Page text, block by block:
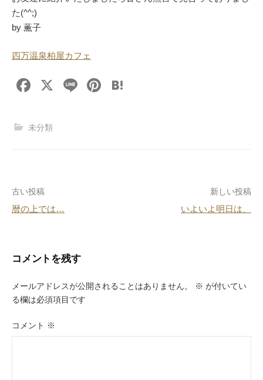
た(^^;)
by 薫子
四万温泉柏屋カフェ
F
c
o
k
X
Li
Pi
未分類
投
稿
ビ
ゲ
ー
シ
古い投稿
暦の上では…
新しい投稿
いよいよ明日は、
コメントを残す
メールアドレスが公開されることはありません。 ※ が付いてい
る欄は必須項目です
コメント ※